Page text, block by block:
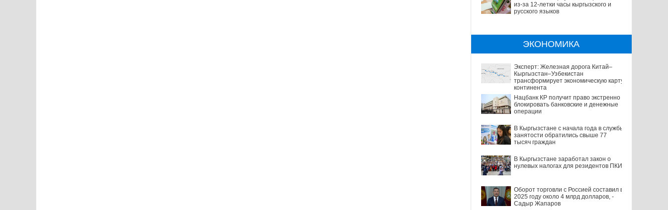
из-за 12-летки часы кыргызского и
русского языков
ЭКОНОМИКА
Эксперт: Железная дорога Китай–
Кыргызстан–Узбекистан
трансформирует экономическую карту
континента
Нацбанк КР получит право экстренно
блокировать банковские и денежные
операции
В Кыргызстане с начала года в службы
занятости обратились свыше 77
тысяч граждан
В Кыргызстане заработал закон о
нулевых налогах для резидентов ПКИ
Оборот торговли с Россией составил в
2025 году около 4 млрд долларов, -
Садыр Жапаров